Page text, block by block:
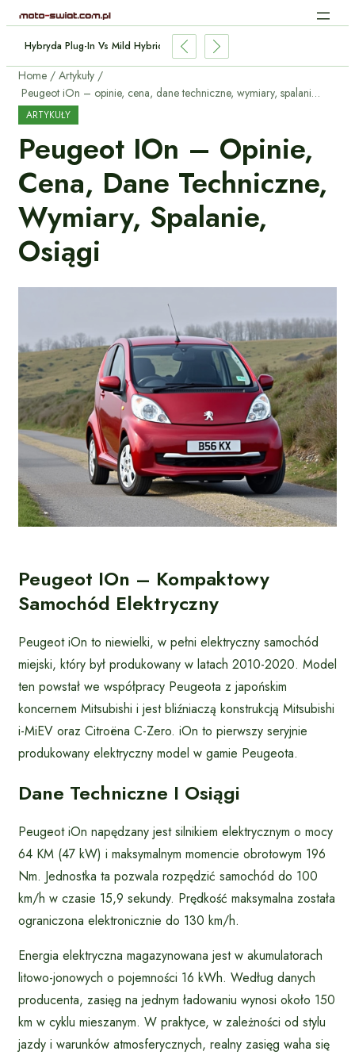
Hybryda Plug-In Vs Mild Hybrid: Którą Wybrać I Dlaczego?
Home
Artykuły
Peugeot iOn – opinie, cena, dane techniczne, wymiary, spalanie, osiągi
ARTYKUŁY
Peugeot IOn – Opinie,
Cena, Dane Techniczne,
Wymiary, Spalanie,
Osiągi
Peugeot IOn – Kompaktowy
Samochód Elektryczny
Peugeot iOn to niewielki, w pełni elektryczny samochód
miejski, który był produkowany w latach 2010-2020. Model
ten powstał we współpracy Peugeota z japońskim
koncernem Mitsubishi i jest bliźniaczą konstrukcją Mitsubishi
i-MiEV oraz Citroëna C-Zero. iOn to pierwszy seryjnie
produkowany elektryczny model w gamie Peugeota.
Dane Techniczne I Osiągi
Peugeot iOn napędzany jest silnikiem elektrycznym o mocy
64 KM (47 kW) i maksymalnym momencie obrotowym 196
Nm. Jednostka ta pozwala rozpędzić samochód do 100
km/h w czasie 15,9 sekundy. Prędkość maksymalna została
ograniczona elektronicznie do 130 km/h.
Energia elektryczna magazynowana jest w akumulatorach
litowo-jonowych o pojemności 16 kWh. Według danych
producenta, zasięg na jednym ładowaniu wynosi około 150
km w cyklu mieszanym. W praktyce, w zależności od stylu
jazdy i warunków atmosferycznych, realny zasięg waha się